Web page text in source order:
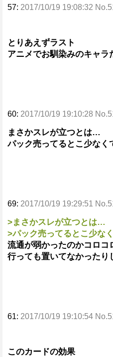
57: 2017/10/19 19:08:32
とりあえずラスト
アニメでお馴染みのキャラ
60: 2017/10/19 19:10:28
まさかスレが立つとは…
パック売ってるとこ少なく
69: 2017/10/19 19:29:51
>まさかスレが立つとは…
>パック売ってるとこ少な
流通が弱かったのかコロコ
行っても置いてなかったり
61: 2017/10/19 19:10:54
このカードの効果